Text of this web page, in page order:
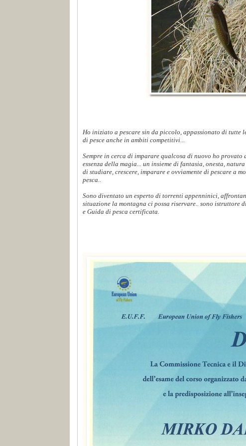
Ho iniziato a pescare sin da piccolo, appassionato di tutte
di pesce anche in ambiti competitivi...
Sempre in cerca di imparare qualcosa di nuovo ho provato
essenza della magia... un insieme di fantasia, onesta,
di studiare, crescere, imparare e ovviamente di pescare a
pesca..
Sono diventato un esperto di torrenti appenninici,
situazione la montagna ci possa riservare.. sono istruttore
e Guida di pesca certificata.